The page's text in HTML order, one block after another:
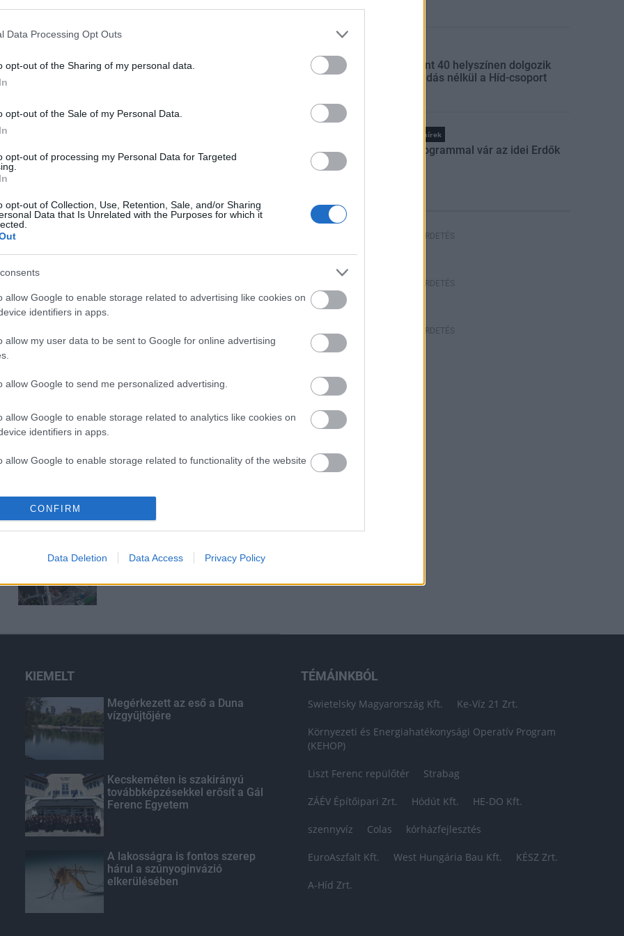
Data Processing Opt Outs
opt-out of the Sharing of my personal data.
opt-out of the Sale of my Personal Data.
opt-out of processing my Personal Data for Targeted
opt-out of Collection, Use, Retention, Sale, and/or Sharing
Data that Is Unrelated with the Purposes for which it
allow Google to enable storage related to advertising like cookies on
identifiers in apps.
allow my user data to be sent to Google for online advertising
allow Google to send me personalized advertising.
allow Google to enable storage related to analytics like cookies on
identifiers in apps.
allow Google to enable storage related to functionality of the website
allow Google to enable storage related to personalization.
functionality and fraud prevention, and other user protection.
CONFIRM
Data Deletion Data Access Privacy Policy
talán még
tartható az
Aktuális
hatása a környezetre, hogy a
Duna vizét némileg felmelegíti
Új gyalogosátkelők és jelzőlámpás
református iskoláját
mérföldköve a felülvizsgálat
Több mint 40 helyszínen dolgozik
fennakadás nélkül a Híd-csoport
Országos hírek
Száz programmal vár az idei Erdők
HIRDETÉS
HIRDETÉS
HIRDETÉS
KIEMELT
Megérkezett az eső a Duna
vízgyűjtőjére
Kecskeméten is szakirányú
továbbképzésekkel erősít a Gál
Ferenc Egyetem
A lakosságra is fontos szerep
hárul a szúnyoginvázió
elkerülésében
TÉMÁINKBÓL
Swietelsky Magyarország Kft. Ke-Víz 21 Zrt.
Környezeti és Energiahatékonysági Operatív Program
(KEHOP)
Liszt Ferenc repülőtér Strabag
ZÁÉV Építőipari Zrt. Hódút Kft. HE-DO Kft.
szennyvíz Colas kórházfejlesztés
EuroAszfalt Kft. West Hungária Bau Kft. KÉSZ Zrt.
A-Híd Zrt.